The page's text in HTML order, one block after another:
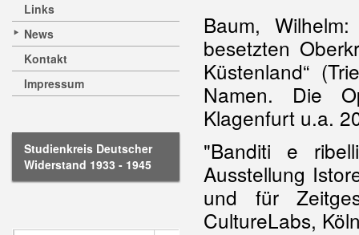
Links
News
Kontakt
Impressum
Studienkreis Deutscher
Widerstand 1933 - 1945
Baum,
besetzten
Küstenland“
Namen. Die
Klagenfurt u.a.
"Banditi e
Ausstellung
und für
CultureLabs,